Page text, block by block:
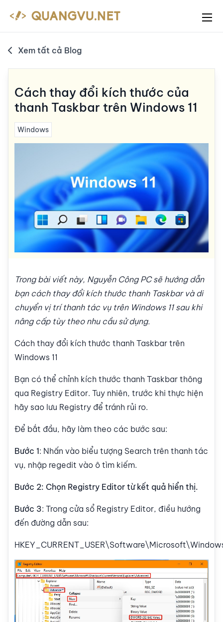
Xem tất cả Blog
Cách thay đổi kích thước của
thanh Taskbar trên Windows 11
Windows
Trong bài viết này, Nguyễn Công PC sẽ hướng dẫn
bạn cách thay đổi kích thước thanh Taskbar và di
chuyển vị trí thanh tác vụ trên Windows 11 sau khi
nâng cấp tùy theo nhu cầu sử dụng.
Cách thay đổi kích thước thanh Taskbar trên
Windows 11
Bạn có thể chỉnh kích thước thanh Taskbar thông
qua Registry Editor. Tuy nhiên, trước khi thực hiện
hãy sao lưu Registry để tránh rủi ro.
Để bắt đầu, hãy làm theo các bước sau:
Bước 1: Nhấn vào biểu tượng Search trên thanh tác
vụ, nhập regedit vào ô tìm kiếm.
Bước 2: Chọn Registry Editor từ kết quả hiển thị.
Bước 3: Trong cửa sổ Registry Editor, điều hướng
đến đường dẫn sau: